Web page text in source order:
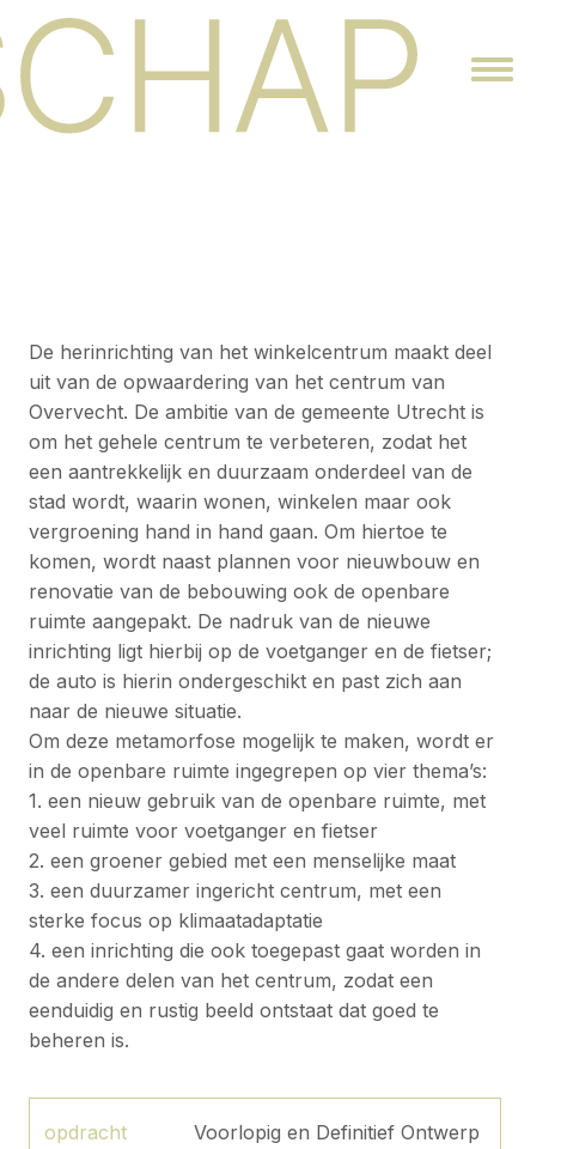
De herinrichting van het winkelcentrum maakt deel
uit van de opwaardering van het centrum van
Overvecht. De ambitie van de gemeente Utrecht is
om het gehele centrum te verbeteren, zodat het
een aantrekkelijk en duurzaam onderdeel van de
stad wordt, waarin wonen, winkelen maar ook
vergroening hand in hand gaan. Om hiertoe te
komen, wordt naast plannen voor nieuwbouw en
renovatie van de bebouwing ook de openbare
ruimte aangepakt. De nadruk van de nieuwe
inrichting ligt hierbij op de voetganger en de fietser;
de auto is hierin ondergeschikt en past zich aan
naar de nieuwe situatie.
Om deze metamorfose mogelijk te maken, wordt er
in de openbare ruimte ingegrepen op vier thema’s:
1. een nieuw gebruik van de openbare ruimte, met
veel ruimte voor voetganger en fietser
2. een groener gebied met een menselijke maat
3. een duurzamer ingericht centrum, met een
sterke focus op klimaatadaptatie
4. een inrichting die ook toegepast gaat worden in
de andere delen van het centrum, zodat een
eenduidig en rustig beeld ontstaat dat goed te
beheren is.
opdracht
Voorlopig en Definitief Ontwerp